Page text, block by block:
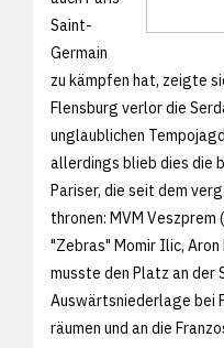
Saint-
Germain
zu kämpfen hat, zeigte
Flensburg verlor die
unglaublichen
allerdings blieb dies die
Pariser, die seit dem
thronen: MVM Veszprem
"Zebras" Momir Ilic,
musste den Platz an der
Auswärtsniederlage bei
räumen und an die